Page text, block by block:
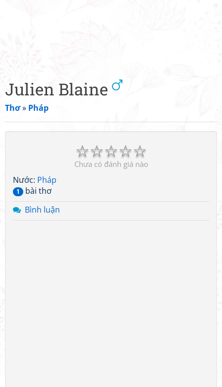
Julien Blaine
Thơ» Pháp
☆
☆
☆
☆
☆
Chưa có đánh giá nào
Nước: Pháp
1
bài thơ
Bình luận